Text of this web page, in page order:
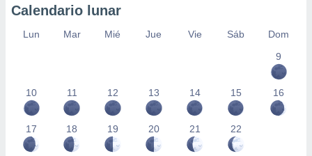
Calendario lunar
Lun Mar Mié Jue Vie Sáb
Dom
9
10 11 12 13 14 15 16
17 18 19 20 21 22